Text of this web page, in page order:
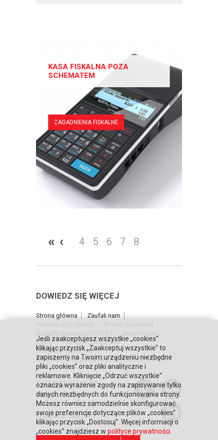
KASA FISKALNA POZA
SCHEMATEM
ZAGADNIENIA FISKALNE
« ‹ 4 5 6 7 8
DOWIEDZ SIĘ WIĘCEJ
Strona główna
Zaufali nam
RODO
Relacje inwestorskie
Polityka prywatności
Informacja o przetwarzaniu danych osobowych
POTRZEBUJESZ
POMOCY?
Skontaktuj się z nami
Jeśli zaakceptujesz wszystkie „cookies”
klikając przycisk „Zaakceptuj wszystkie” to
zapiszemy na Twoim urządzeniu niezbędne
pliki „cookies” oraz pliki analityczne i
reklamowe. Kliknięcie „Odrzuć wszystkie"
oznacza wyrażenie zgody na zapisywanie tylko
danych niezbędnych do funkcjonowania strony.
Możesz również samodzielnie skonfigurować
swoje preferencje dotyczące plików „cookies”
klikając przycisk „Dostosuj”. Więcej informacji o
„cookies” znajdziesz w polityce prywatności